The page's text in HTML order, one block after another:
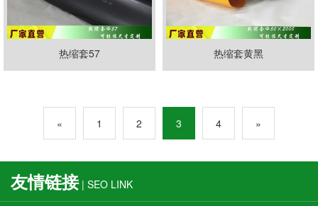
热缩套57 热缩套黄黑
« 1 2 3 4 »
友情链接| SEO LINK